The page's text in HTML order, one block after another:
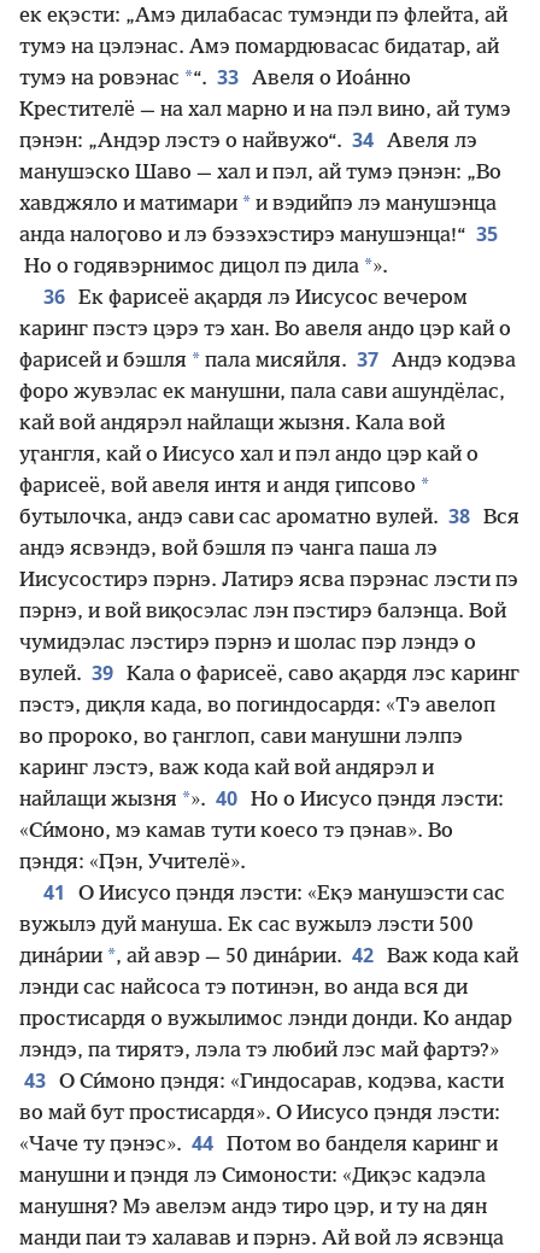
ек еқэсти: „Амэ дилабасас тумэнди пэ флейта, ай
тумэ на цэлэнас. Амэ помардювасас бидатар, ай
тумэ на ровэнас *“. 33 Авеля о Иоа́нно
Крестителё — на хал марно и на пэл вино, ай тумэ
ԥэнэн: „Андэр лэстэ о найвужо“. 34 Авеля лэ
манушэско Шаво — хал и пэл, ай тумэ ԥэнэн: „Во
хавджяло и матимари * и вэдийпэ лэ манушэнца
анда налоӷово и лэ бэзэхэстирэ манушэнца!“ 35
Но о годявэрнимос дицол пэ дила *».
36 Ек фарисеё ақардя лэ Иисусос вечером
каринг пэстэ цэрэ тэ хан. Во авеля андо цэр кай о
фарисей и бэшля * пала мисяйля. 37 Андэ кодэва
форо жувэлас ек манушни, пала сави ашундёлас,
кай вой андярэл найлащи жызня. Кала вой
уӷангля, кай о Иисусо хал и пэл андо цэр кай о
фарисеё, вой авеля интя и андя ӷипсово *
бутылочка, андэ сави сас ароматно вулей. 38 Вся
андэ ясвэндэ, вой бэшля пэ чанга паша лэ
Иисусостирэ пэрнэ. Латирэ ясва пэрэнас лэсти пэ
пэрнэ, и вой виқосэлас лэн пэстирэ балэнца. Вой
чумидэлас лэстирэ пэрнэ и шолас пэр лэндэ о
вулей. 39 Кала о фарисеё, саво ақардя лэс каринг
пэстэ, диқля када, во погиндосардя: «Тэ авелоп
во пророко, во ӷанглоп, сави манушни лэлпэ
каринг лэстэ, важ кода кай вой андярэл и
найлащи жызня *». 40 Но о Иисусо ԥэндя лэсти:
«Си́моно, мэ камав тути коесо тэ ԥэнав». Во
ԥэндя: «Ԥэн, Учителё».
41
О Иисусо ԥэндя лэсти: «Еқэ манушэсти сас
вужылэ дуй мануша. Ек сас вужылэ лэсти 500
дина́рии *, ай авэр — 50 дина́рии. 42 Важ кода кай
лэнди сас найсоса тэ потинэн, во анда вся ди
простисардя о вужылимос лэнди донди. Ко андар
лэндэ, па тирятэ, лэла тэ любий лэс май фартэ?»
43 О Си́моно ԥэндя: «Гиндосарав, кодэва, касти
во май бут простисардя». О Иисусо ԥэндя лэсти:
«Чаче ту ԥэнэс». 44 Потом во банделя каринг и
манушни и ԥэндя лэ Симоности: «Диқэс кадэла
манушня? Мэ авелэм андэ тиро цэр, и ту на дян
манди паи тэ халавав и пэрнэ. Ай вой лэ ясвэнца